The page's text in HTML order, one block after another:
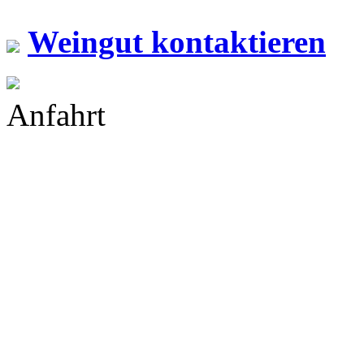
Weingut kontaktieren
Anfahrt